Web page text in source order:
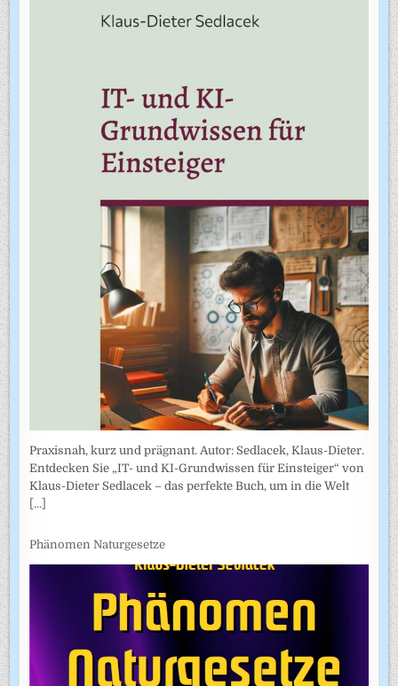
Praxisnah, kurz und prägnant. Autor: Sedlacek, Klaus-Dieter.
Entdecken Sie „IT- und KI-Grundwissen für Einsteiger“ von
Klaus-Dieter Sedlacek – das perfekte Buch, um in die Welt
[...]
Phänomen Naturgesetze